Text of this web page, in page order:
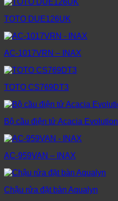
TOTO DUE126UK
AC-1017VRN – INAX
TOTO CS769DT3
Bộ cầu điện tử Acacia Evolution
AC-959VAN – INAX
Chậu rửa đặt bàn Aqualyn